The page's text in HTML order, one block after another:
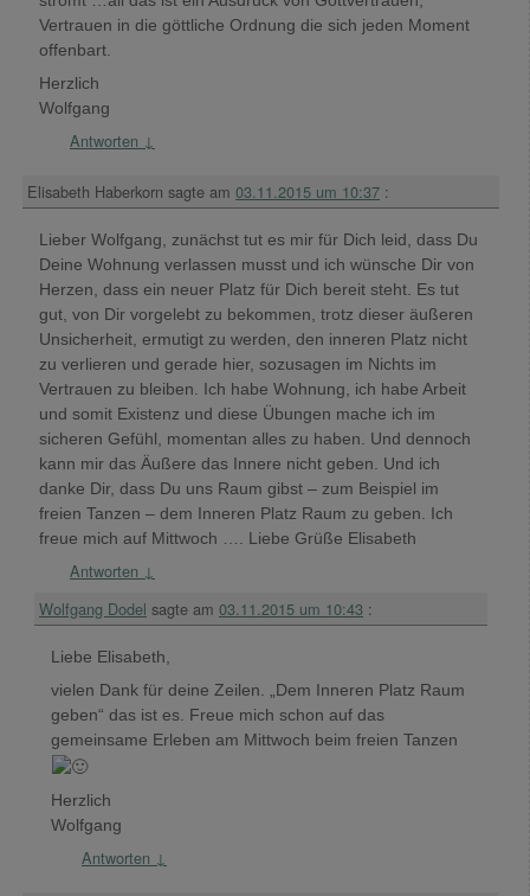
Vertrauen in die göttliche Ordnung die sich jeden Moment
offenbart.
Herzlich
Wolfgang
Antworten ↓
Elisabeth Haberkorn sagte am 03.11.2015 um 10:37 :
Lieber Wolfgang, zunächst tut es mir für Dich leid, dass Du
Deine Wohnung verlassen musst und ich wünsche Dir von
Herzen, dass ein neuer Platz für Dich bereit steht. Es tut
gut, von Dir vorgelebt zu bekommen, trotz dieser äußeren
Unsicherheit, ermutigt zu werden, den inneren Platz nicht
zu verlieren und gerade hier, sozusagen im Nichts im
Vertrauen zu bleiben. Ich habe Wohnung, ich habe Arbeit
und somit Existenz und diese Übungen mache ich im
sicheren Gefühl, momentan alles zu haben. Und dennoch
kann mir das Äußere das Innere nicht geben. Und ich
danke Dir, dass Du uns Raum gibst – zum Beispiel im
freien Tanzen – dem Inneren Platz Raum zu geben. Ich
freue mich auf Mittwoch …. Liebe Grüße Elisabeth
Antworten ↓
Wolfgang Dodel sagte am 03.11.2015 um 10:43 :
Liebe Elisabeth,
vielen Dank für deine Zeilen. „Dem Inneren Platz Raum
geben“ das ist es. Freue mich schon auf das
gemeinsame Erleben am Mittwoch beim freien Tanzen
Herzlich
Wolfgang
Antworten ↓